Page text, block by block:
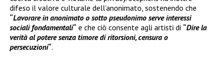
difeso il valore culturale dell’anonimato, sostenendo che
“Lavorare in anonimato o sotto pseudonimo serve interessi
sociali fondamentali“ e che ciò consente agli artisti di “Dire la
verità al potere senza timore di ritorsioni, censura o
persecuzioni“.